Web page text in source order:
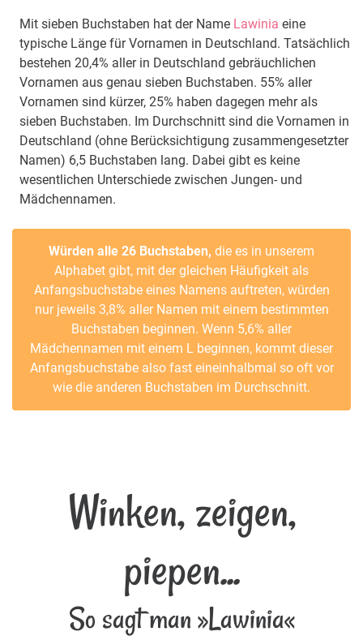
Mit sieben Buchstaben hat der Name Lawinia eine
typische Länge für Vornamen in Deutschland. Tatsächlich
bestehen 20,4% aller in Deutschland gebräuchlichen
Vornamen aus genau sieben Buchstaben. 55% aller
Vornamen sind kürzer, 25% haben dagegen mehr als
sieben Buchstaben. Im Durchschnitt sind die Vornamen in
Deutschland (ohne Berücksichtigung zusammengesetzter
Namen) 6,5 Buchstaben lang. Dabei gibt es keine
wesentlichen Unterschiede zwischen Jungen- und
Mädchennamen.
Würden alle 26 Buchstaben, die es in unserem
Alphabet gibt, mit der gleichen Häufigkeit als
Anfangsbuchstabe eines Namens auftreten, würden
nur jeweils 3,8% aller Namen mit einem bestimmten
Buchstaben beginnen. Wenn 5,6% aller
Mädchennamen mit einem L beginnen, kommt dieser
Anfangsbuchstabe also fast eineinhalbmal so oft vor
wie die anderen Buchstaben im Durchschnitt.
Winken, zeigen,
piepen...
So sagt man »Lawinia«